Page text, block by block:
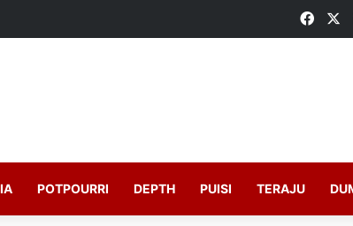
POTPOURRI DEPTH PUISI TERAJU